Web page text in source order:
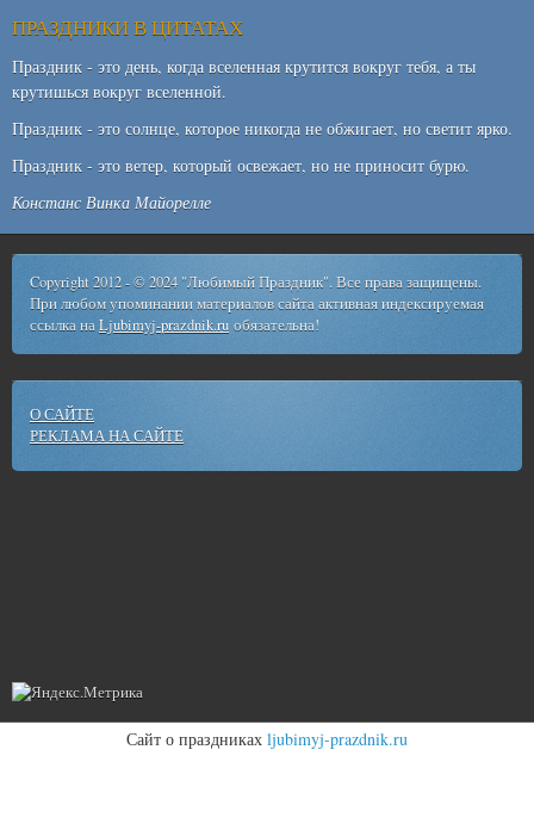
ПРАЗДНИКИ В ЦИТАТАХ
Праздник - это день, когда вселенная крутится вокруг тебя, а ты
крутишься вокруг вселенной.
Праздник - это солнце, которое никогда не обжигает, но светит ярко.
Праздник - это ветер, который освежает, но не приносит бурю.
Констанс Винка Майорелле
Copyright 2012 - © 2024 "Любимый Праздник". Все права защищены.
При любом упоминании материалов сайта активная индексируемая
ссылка наLjubimyj-prazdnik.ru обязательна!
О САЙТЕ
РЕКЛАМА НА САЙТЕ
Сайт о праздниках ljubimyj-prazdnik.ru